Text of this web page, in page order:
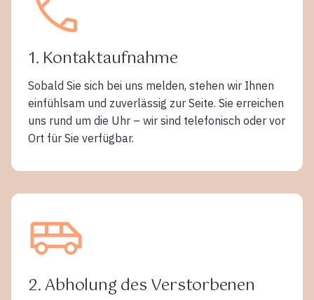
1. Kontaktaufnahme
Sobald Sie sich bei uns melden, stehen wir Ihnen
einfühlsam und zuverlässig zur Seite. Sie erreichen
uns rund um die Uhr – wir sind telefonisch oder vor
Ort für Sie verfügbar.
2. Abholung des Verstorbenen